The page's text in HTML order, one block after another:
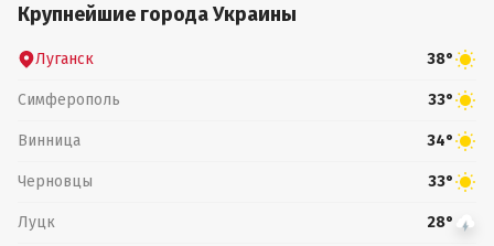
Крупнейшие города Украины
Луганск 38°
Симферополь 33°
Винница 34°
Черновцы 33°
Луцк 28°